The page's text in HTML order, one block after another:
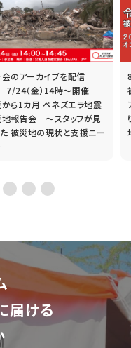
のアーカイブを配信
7/24（金）14時～開催
ら1カ月 ベネズエラ地震
報告会 ～スタッフが見
被災地の現状と支援ニー
届ける